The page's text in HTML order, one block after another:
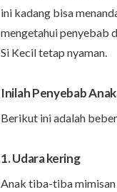
ini kadang bisa
mengetahui penyebab
Si Kecil tetap nyaman.
Inilah Penyebab
Berikut ini adalah
1. Udara kering
Anak tiba-tiba mimisan